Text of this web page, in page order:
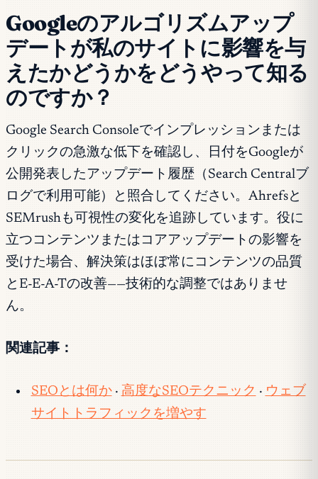
Googleのアルゴリズムアップ
デートが私のサイトに影響を与
えたかどうかをどうやって知る
のですか？
Google Search Consoleでインプレッションまたは
クリックの急激な低下を確認し、日付をGoogleが
公開発表したアップデート履歴（Search Centralブ
ログで利用可能）と照合してください。Ahrefsと
SEMrushも可視性の変化を追跡しています。役に
立つコンテンツまたはコアアップデートの影響を
受けた場合、解決策はほぼ常にコンテンツの品質
とE-E-A-Tの改善——技術的な調整ではありませ
ん。
関連記事：
SEOとは何か· 高度なSEOテクニック · ウェブ
サイトトラフィックを増やす